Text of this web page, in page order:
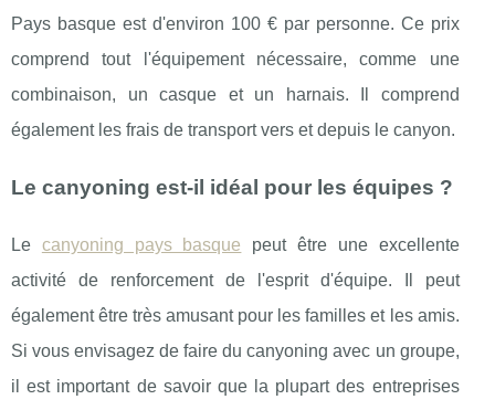
Pays basque est d'environ 100 € par personne. Ce prix
comprend tout l'équipement nécessaire, comme une
combinaison, un casque et un harnais. Il comprend
également les frais de transport vers et depuis le canyon.
Le canyoning est-il idéal pour les équipes ?
Le canyoning pays basque peut être une excellente
activité de renforcement de l'esprit d'équipe. Il peut
également être très amusant pour les familles et les amis.
Si vous envisagez de faire du canyoning avec un groupe,
il est important de savoir que la plupart des entreprises